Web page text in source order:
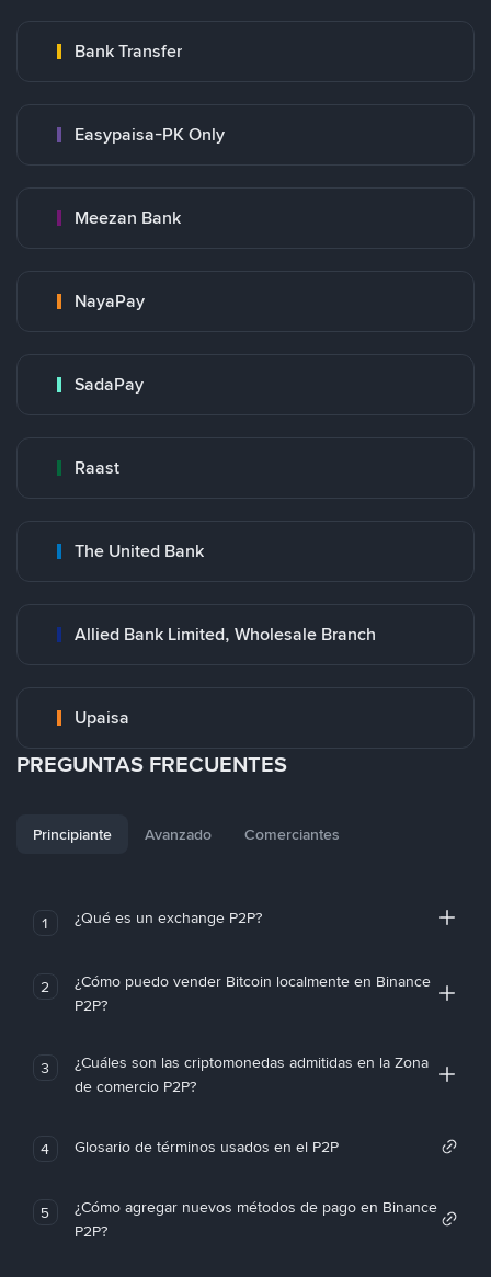
Bank Transfer
Easypaisa-PK Only
Meezan Bank
NayaPay
SadaPay
Raast
The United Bank
Allied Bank Limited, Wholesale Branch
Upaisa
PREGUNTAS FRECUENTES
Principiante Avanzado Comerciantes
1 ¿Qué es un exchange P2P?
2
¿Cómo puedo vender Bitcoin localmente en Binance
P2P?
3
¿Cuáles son las criptomonedas admitidas en la Zona
de comercio P2P?
4 Glosario de términos usados en el P2P
5
¿Cómo agregar nuevos métodos de pago en Binance
P2P?